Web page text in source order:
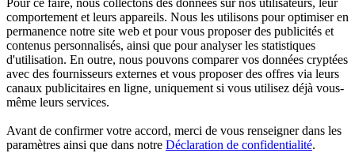
Pour ce faire, nous collectons des données sur nos utilisateurs, leur
comportement et leurs appareils. Nous les utilisons pour optimiser en
permanence notre site web et pour vous proposer des publicités et
contenus personnalisés, ainsi que pour analyser les statistiques
d'utilisation. En outre, nous pouvons comparer vos données cryptées
avec des fournisseurs externes et vous proposer des offres via leurs
canaux publicitaires en ligne, uniquement si vous utilisez déjà vous-
même leurs services.
Avant de confirmer votre accord, merci de vous renseigner dans les
paramètres ainsi que dans notre Déclaration de confidentialité.